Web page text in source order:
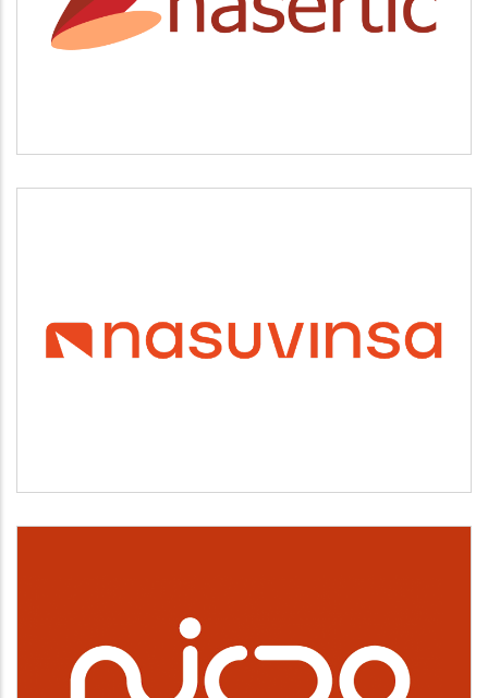
Servicios tecnológicos y modernización
NASUVINSA
Vivienda y urbanismo
NICDO